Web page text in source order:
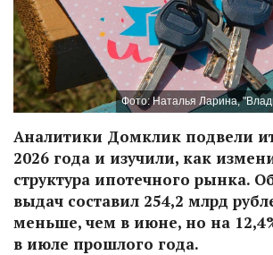
Фото: Наталья Ларина,
Аналитики Домклик подвели
2026 года и изучили, как
структура ипотечного рынка.
выдач составил 254,2 млрд
меньше, чем в июне, но на
в июле прошлого года.